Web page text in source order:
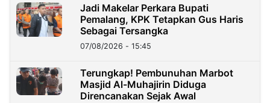
Jadi Makelar Perkara Bupati
Pemalang, KPK Tetapkan Gus Haris
Sebagai Tersangka
07/08/2026 - 15:45
Terungkap! Pembunuhan Marbot
Masjid Al-Muhajirin Diduga
Direncanakan Sejak Awal